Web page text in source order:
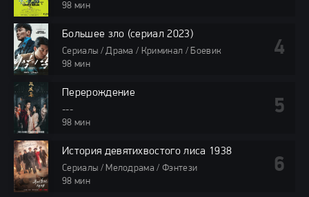
98 мин
Большее зло (сериал 2023)
Сериалы / Драма / Криминал / Боевик
98 мин
Перерождение
---
98 мин
История девятихвостого лиса 1938
Сериалы / Мелодрама / Фэнтези
98 мин